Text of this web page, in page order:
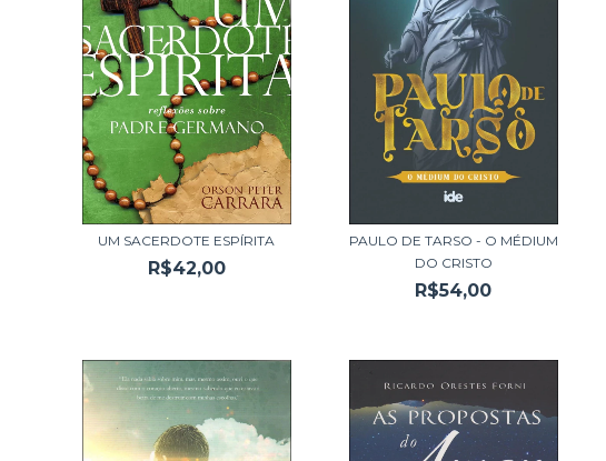
UM SACERDOTE ESPÍRITA
R$42,00
PAULO DE TARSO - O MÉDIUM
DO CRISTO
R$54,00